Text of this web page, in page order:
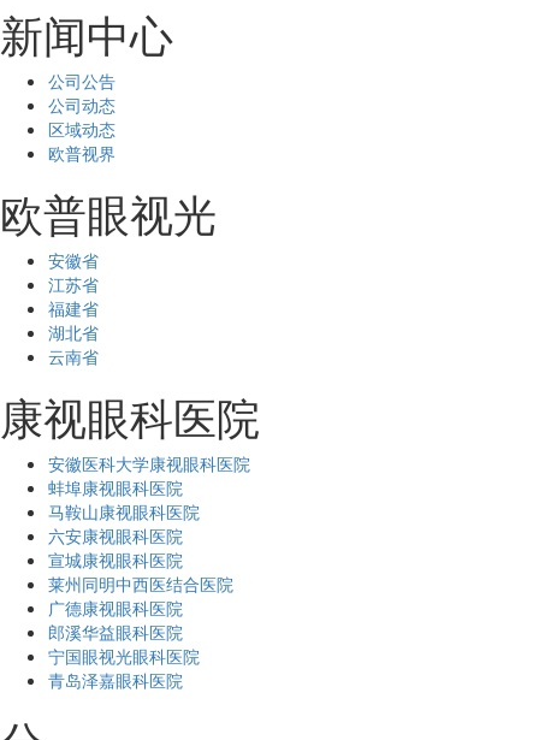
新闻中心
公司公告
公司动态
区域动态
欧普视界
欧普眼视光
安徽省
江苏省
福建省
湖北省
云南省
康视眼科医院
安徽医科大学康视眼科医院
蚌埠康视眼科医院
马鞍山康视眼科医院
六安康视眼科医院
宣城康视眼科医院
莱州同明中西医结合医院
广德康视眼科医院
郎溪华益眼科医院
宁国眼视光眼科医院
青岛泽嘉眼科医院